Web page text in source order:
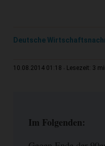
Deutsche
10.08.2014 01:18 Lesezeit: 3
Im Folgenden: